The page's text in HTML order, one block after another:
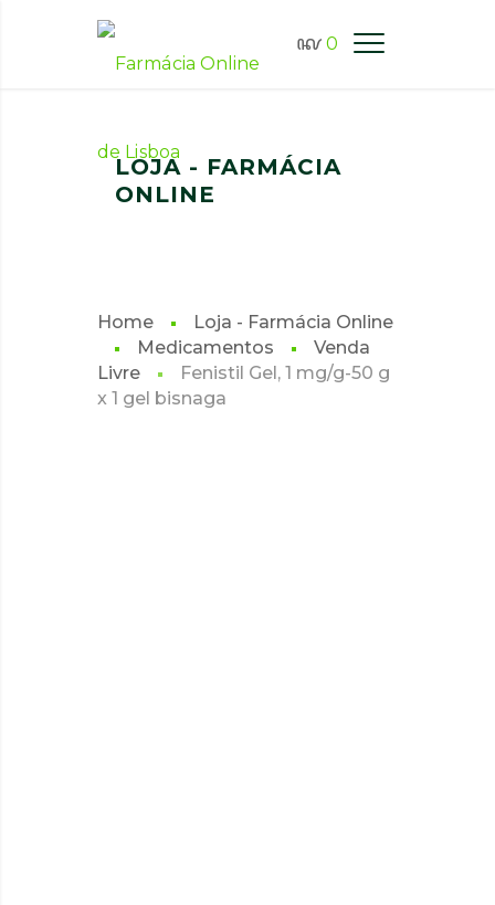
0
FARMÁCIA ONLINE LISBOA
LOJA - FARMÁCIA
ONLINE
Home
Loja - Farmácia Online
Medicamentos
Venda
Livre
Fenistil Gel, 1 mg/g-50 g
x 1 gel bisnaga